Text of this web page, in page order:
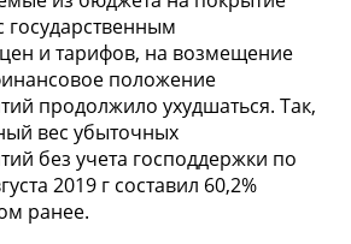
государственным
и тарифов, на возмещение
положение
продолжило ухудшаться. Так,
вес убыточных
без учета господдержки по
2019 г составил 60,2%
ранее.